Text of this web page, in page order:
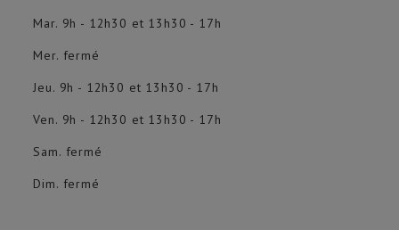
Mar. 9h - 12h30 et 13h30 - 17h
Mer. fermé
Jeu. 9h - 12h30 et 13h30 - 17h
Ven. 9h - 12h30 et 13h30 - 17h
Sam. fermé
Dim. fermé